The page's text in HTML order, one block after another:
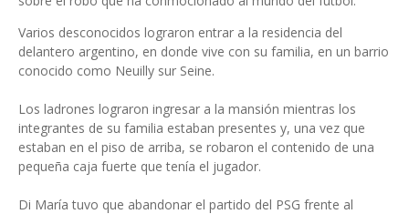
Varios desconocidos lograron entrar a la residencia del
delantero argentino, en donde vive con su familia, en un barrio
conocido como Neuilly sur Seine.
Los ladrones lograron ingresar a la mansión mientras los
integrantes de su familia estaban presentes y, una vez que
estaban en el piso de arriba, se robaron el contenido de una
pequeña caja fuerte que tenía el jugador.
Di María tuvo que abandonar el partido del PSG frente al